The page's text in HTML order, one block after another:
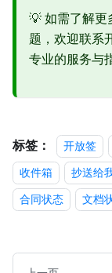
💡 如需了解
题，欢迎联系
专业的服务与
标签： 开放签
收件箱
抄送给
合同状态
文档